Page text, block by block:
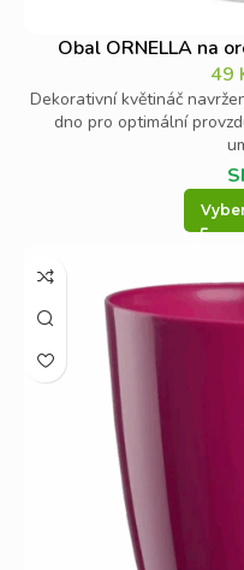
Obal ORNELLA na
49
Dekorativní květináč
dno pro optimální